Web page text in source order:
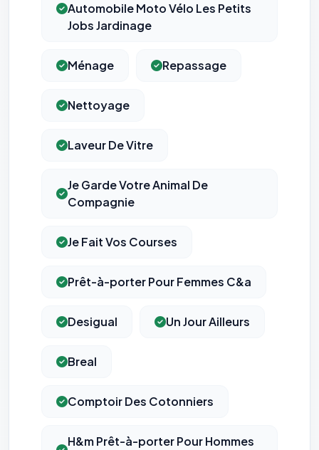
Automobile Moto Vélo Les Petits
Jobs Jardinage
Ménage Repassage
Nettoyage
Laveur De Vitre
Je Garde Votre Animal De
Compagnie
Je Fait Vos Courses
Prêt-à-porter Pour Femmes C&a
Desigual Un Jour Ailleurs
Breal
Comptoir Des Cotonniers
H&m Prêt-à-porter Pour Hommes